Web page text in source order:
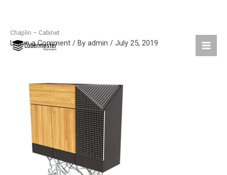
SkipChaplin – Cabinet
Leave a Comment / By admin / July 25, 2019